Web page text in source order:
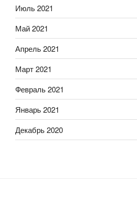
Июль 2021
Май 2021
Апрель 2021
Март 2021
Февраль 2021
Январь 2021
Декабрь 2020